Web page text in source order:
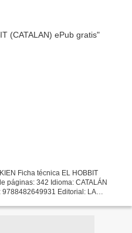
Ficha técnica EL HOBBIT
páginas: 342 Idioma: CATALÁN
9788482649931 Editorial: LA